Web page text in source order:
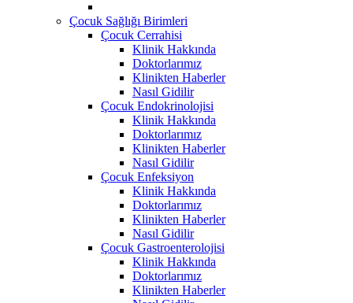
Çocuk Sağlığı Birimleri
Çocuk Cerrahisi
Klinik Hakkında
Doktorlarımız
Klinikten Haberler
Nasıl Gidilir
Çocuk Endokrinolojisi
Klinik Hakkında
Doktorlarımız
Klinikten Haberler
Nasıl Gidilir
Çocuk Enfeksiyon
Klinik Hakkında
Doktorlarımız
Klinikten Haberler
Nasıl Gidilir
Çocuk Gastroenterolojisi
Klinik Hakkında
Doktorlarımız
Klinikten Haberler